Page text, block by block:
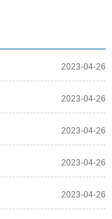
2023-04-26
2023-04-26
2023-04-26
2023-04-26
2023-04-26